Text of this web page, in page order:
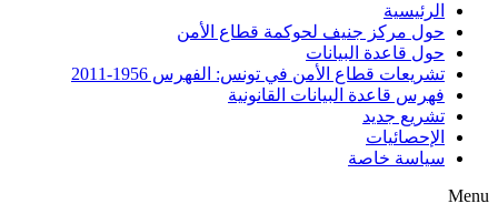
الرئيسية
حول مركز جنيف لحوكمة قطاع الأمن
حول قاعدة البيانات
تشريعات قطاع الأمن في تونس: الفهرس 1956-2011
فهرس قاعدة البيانات القانونية
تشريع جديد
الإحصائيات
سياسة خاصة
Menu